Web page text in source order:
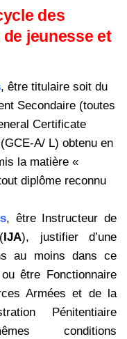
des
jeunesse et
, être titulaire soit du
Secondaire (toutes
Certificate
A/ L) obtenu en
la matière «
diplôme reconnu
, être Instructeur de
(IJA), justifier d’une
au moins dans ce
être Fonctionnaire
Armées et de la
Pénitentiaire
conditions